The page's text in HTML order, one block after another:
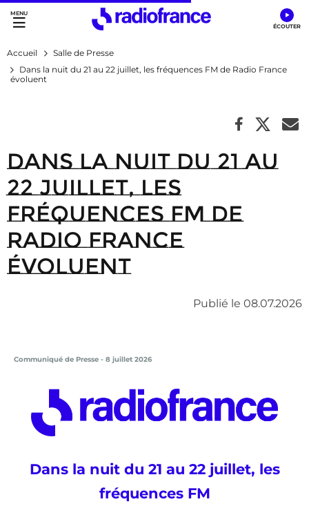
Accès direct :
Menu principal
Contenu
Accueil
Salle de Presse
Dans la nuit du 21 au 22 juillet, les fréquences FM de Radio France
évoluent
Dans la nuit du 21 au
22 juillet, les
fréquences FM de
Radio France
évoluent
Publié le 08.07.2026
Communiqué de Presse - 8 juillet 2026
Dans la nuit du 21 au 22 juillet, les
fréquencesFM